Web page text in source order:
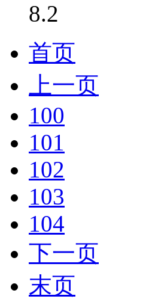
8.2
首页
上一页
100
101
102
103
104
下一页
末页